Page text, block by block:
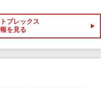
プレックス
を見る